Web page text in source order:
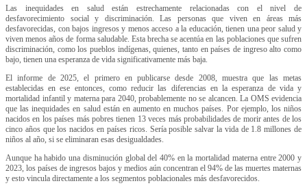
Las inequidades en salud están estrechamente relacionadas con el nivel de
desfavorecimiento social y discriminación. Las personas que viven en áreas más
desfavorecidas, con bajos ingresos y menos acceso a la educación, tienen una peor salud y
viven menos años de forma saludable. Esta brecha se acentúa en las poblaciones que sufren
discriminación, como los pueblos indígenas, quienes, tanto en países de ingreso alto como
bajo, tienen una esperanza de vida significativamente más baja.
El informe de 2025, el primero en publicarse desde 2008, muestra que las metas
establecidas en ese entonces, como reducir las diferencias en la esperanza de vida y
mortalidad infantil y materna para 2040, probablemente no se alcancen. La OMS evidencia
que las inequidades en salud están en aumento en muchos países. Por ejemplo, los niños
nacidos en los países más pobres tienen 13 veces más probabilidades de morir antes de los
cinco años que los nacidos en países ricos. Sería posible salvar la vida de 1.8 millones de
niños al año, si se eliminaran esas desigualdades.
Aunque ha habido una disminución global del 40% en la mortalidad materna entre 2000 y
2023, los países de ingresos bajos y medios aún concentran el 94% de las muertes maternas
y esto vincula directamente a los segmentos poblacionales más desfavorecidos.